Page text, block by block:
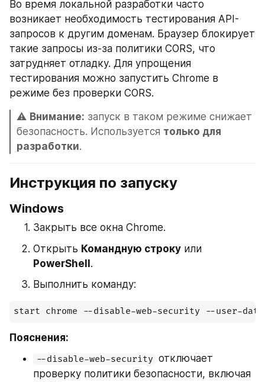
Во время локальной разработки часто
возникает необходимость тестирования API-
запросов к другим доменам. Браузер блокирует
такие запросы из-за политики CORS, что
затрудняет отладку. Для упрощения
тестирования можно запустить Chrome в
режиме без проверки CORS.
⚠️ Внимание: запуск в таком режиме снижает
безопасность. Используется только для
разработки.
Инструкция по запуску
Windows
Закрыть все окна Chrome.
Открыть Командную строку
PowerShell.
Выполнить команду:
Пояснения:
--disable-web-security отключает
проверку политики безопасности, включая